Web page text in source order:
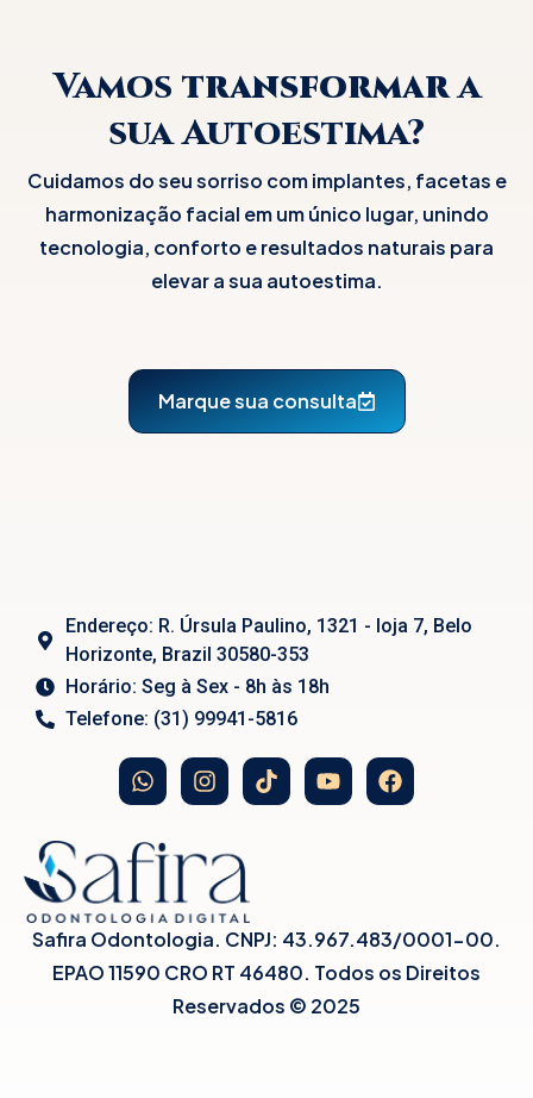
Vamos transformara
sua Autoestima?
Cuidamos do seu sorriso com implantes, facetas e
harmonização facial em um único lugar, unindo
tecnologia, conforto e resultados naturais para
elevar a sua autoestima.
Marque sua consulta
Endereço: R. Úrsula Paulino, 1321 - loja 7, Belo
Horizonte, Brazil 30580-353
Horário: Seg à Sex - 8h às 18h
Telefone: (31) 99941-5816
Safira Odontologia. CNPJ: 43.967.483/0001-00.
EPAO 11590 CRO RT 46480. Todos os Direitos
Reservados © 2025